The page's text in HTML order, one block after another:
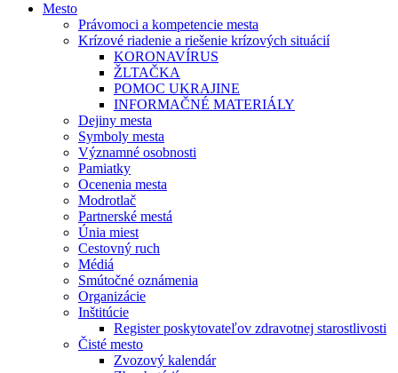
Mesto
Právomoci a kompetencie mesta
Krízové riadenie a riešenie krízových situácií
KORONAVÍRUS
ŽLTAČKA
POMOC UKRAJINE
INFORMAČNÉ MATERIÁLY
Dejiny mesta
Symboly mesta
Významné osobnosti
Pamiatky
Ocenenia mesta
Modrotlač
Partnerské mestá
Únia miest
Cestovný ruch
Médiá
Smútočné oznámenia
Organizácie
Inštitúcie
Register poskytovateľov zdravotnej starostlivosti
Čisté mesto
Zvozový kalendár